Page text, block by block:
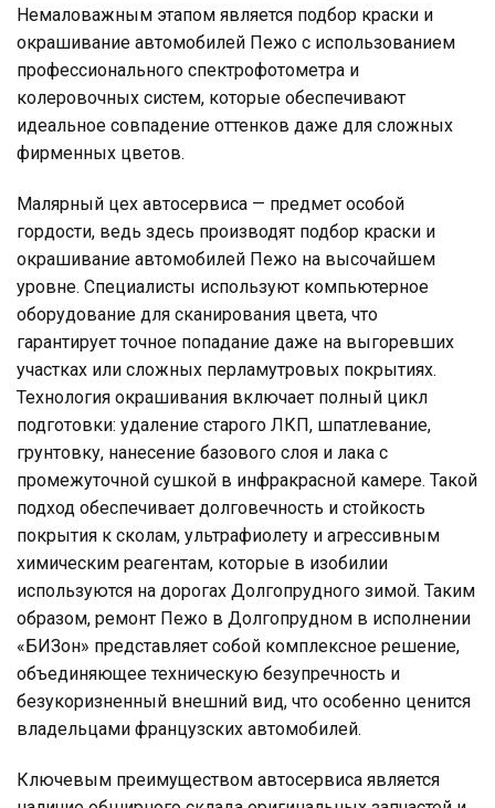
Немаловажным этапом является подбор краски и
окрашивание автомобилей Пежо с использованием
профессионального спектрофотометра и
колеровочных систем, которые обеспечивают
идеальное совпадение оттенков даже для сложных
фирменных цветов.
Малярный цех автосервиса — предмет особой
гордости, ведь здесь производят подбор краски и
окрашивание автомобилей Пежо на высочайшем
уровне. Специалисты используют компьютерное
оборудование для сканирования цвета, что
гарантирует точное попадание даже на выгоревших
участках или сложных перламутровых покрытиях.
Технология окрашивания включает полный цикл
подготовки: удаление старого ЛКП, шпатлевание,
грунтовку, нанесение базового слоя и лака с
промежуточной сушкой в инфракрасной камере. Такой
подход обеспечивает долговечность и стойкость
покрытия к сколам, ультрафиолету и агрессивным
химическим реагентам, которые в изобилии
используются на дорогах Долгопрудного зимой. Таким
образом, ремонт Пежо в Долгопрудном в исполнении
«БИЗон» представляет собой комплексное решение,
объединяющее техническую безупречность и
безукоризненный внешний вид, что особенно ценится
владельцами французских автомобилей.
Ключевым преимуществом автосервиса является